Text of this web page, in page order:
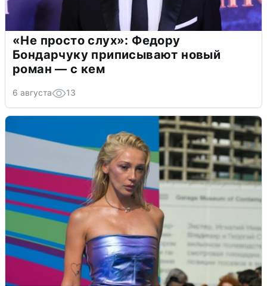
«Не просто слух»: Федору
Бондарчуку приписывают новый
роман — с кем
6 августа 13